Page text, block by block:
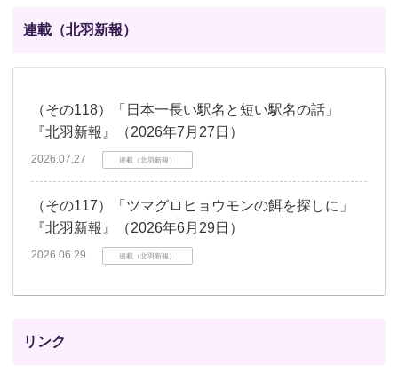
連載（北羽新報）
（その118）「日本一長い駅名と短い駅名の話」
『北羽新報』（2026年7月27日）
2026.07.27 連載（北羽新報）
（その117）「ツマグロヒョウモンの餌を探しに」
『北羽新報』（2026年6月29日）
2026.06.29 連載（北羽新報）
リンク